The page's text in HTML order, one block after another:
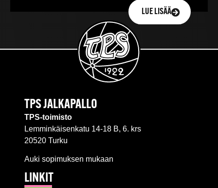
LUE LISÄÄ
TPS JALKAPALLO
TPS-toimisto
Lemminkäisenkatu 14-18 B, 6. krs
20520 Turku
Auki sopimuksen mukaan
LINKIT